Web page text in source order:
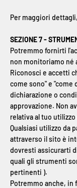
Per maggiori
SEZIONE 7 -
Potremmo fornirti
non monitoriamo né
Riconosci e accetti
come sono" e "come
dichiarazione o
approvazione. Non
relativa al tuo
Qualsiasi utilizzo da
attraverso il sito è
dovresti assicurarti
quali gli strumenti
pertinenti ).
Potremmo anche,